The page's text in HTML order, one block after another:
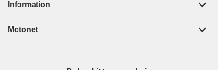
Information
Motonet